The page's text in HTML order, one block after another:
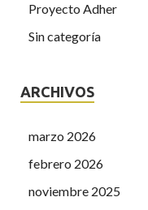
Proyecto Adher
Sin categoría
ARCHIVOS
marzo 2026
febrero 2026
noviembre 2025